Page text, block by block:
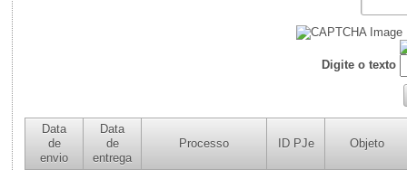
Digite o texto
Data
de
envio
Data
de
entrega
Processo ID PJe Objeto